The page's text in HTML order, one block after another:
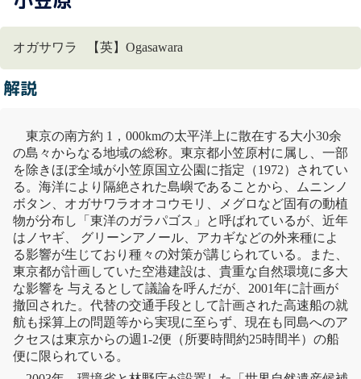
オガサワラ 【英】Ogasawara
解説
東京の南方約 1，000kmの太平洋上に散在する大小30余
の島々からなる地域の総称。東京都小笠原村に属し、一部
を除きほぼ全域が小笠原国立公園 に指定（1972）されてい
る。海洋により隔絶された島嶼であることから、
ムニンノ
ボタン 、オガサワラオオコウモリ、メグロなど固有の動植
物が分布し「東洋のガラパゴス」と呼ばれているが、近年
は ノヤギ 、 グリーンアノール、アカギなどの外来種によ
る影響が生じており種々の対策が講じられている。また、
東京都が計画していた空港建設は、貴重な自然環境に多大
な影響を 与えるとして議論を呼んだが、2001年に計画が
撤回された。代替の交通手段として計画された高速船の就
航も採算上の問題等から実現に至らず、現在も同島へのア
クセスは東京からの週1-2便（所要時間約25時間半）の船
便に限られている。